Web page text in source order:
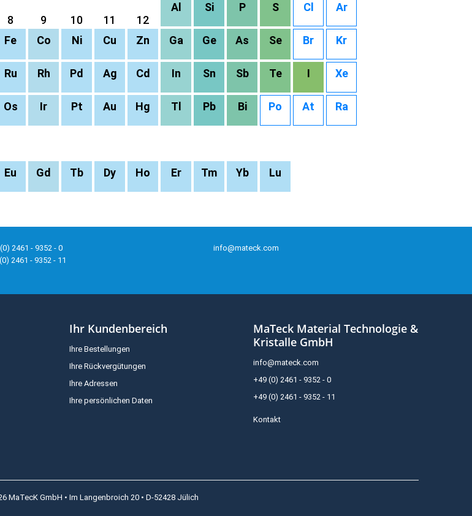
8 9 10 11 12
Al Si P S Cl Ar
Fe Co Ni Cu Zn Ga Ge As Se Br Kr
Ru Rh Pd Ag Cd In Sn Sb Te I Xe
Os Ir Pt Au Hg Tl Pb Bi Po At Ra
Eu Gd Tb Dy Ho Er Tm Yb Lu
2461 - 9352 - 0
2461 - 9352 - 11
info@mateck.com
Ihr Kundenbereich
Ihre Bestellungen
Ihre Rückvergütungen
Ihre Adressen
Ihre persönlichen Daten
MaTeck Material Technologie &
Kristalle GmbH
info@mateck.com
+49 (0) 2461 - 9352 - 0
+49 (0) 2461 - 9352 - 11
Kontakt
MaTecK GmbH • Im Langenbroich 20 • D-52428 Jülich